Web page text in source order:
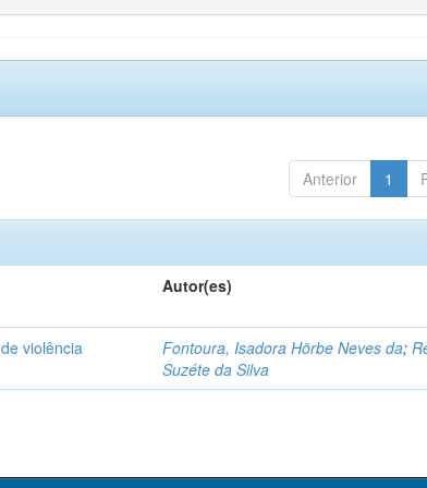
Anterior 1
Autor(es)
violência
Fontoura, Isadora Hörbe Neves da;
Suzéte da Silva